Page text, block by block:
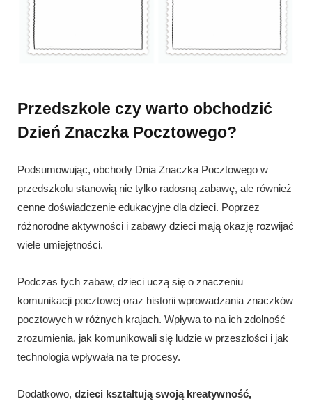
Przedszkole czy warto obchodzić
Dzień Znaczka Pocztowego?
Podsumowując, obchody Dnia Znaczka Pocztowego w
przedszkolu stanowią nie tylko radosną zabawę, ale również
cenne doświadczenie edukacyjne dla dzieci. Poprzez
różnorodne aktywności i zabawy dzieci mają okazję rozwijać
wiele umiejętności.
Podczas tych zabaw, dzieci uczą się o znaczeniu
komunikacji pocztowej oraz historii wprowadzania znaczków
pocztowych w różnych krajach. Wpływa to na ich zdolność
zrozumienia, jak komunikowali się ludzie w przeszłości i jak
technologia wpływała na te procesy.
Dodatkowo, dzieci kształtują swoją kreatywność,